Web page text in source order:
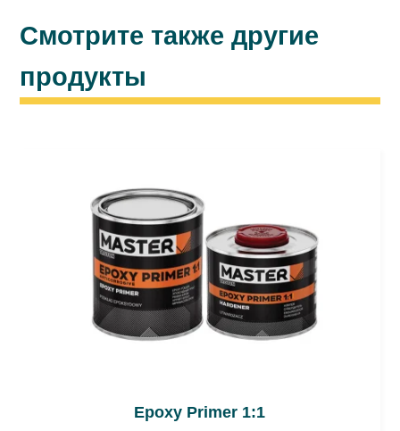
Для версии наполняющей / 80 ÷ 160 µm
/: 8 ÷ 10 мин. коротких волн.
Не превышать температуры 60°C.
Шлифование «по сухому»
машинное: P360 ÷ P500
ручное: P320 ÷ P500
Смотрите также другие
продукты
Epoxy Primer 1:1